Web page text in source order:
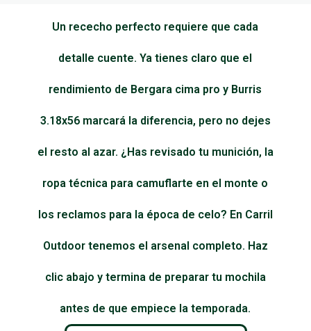
Un rececho perfecto requiere que cada
detalle cuente. Ya tienes claro que el
rendimiento de Bergara cima pro y Burris
3.18x56 marcará la diferencia, pero no dejes
el resto al azar. ¿Has revisado tu munición, la
ropa técnica para camuflarte en el monte o
los reclamos para la época de celo? En Carril
Outdoor tenemos el arsenal completo. Haz
clic abajo y termina de preparar tu mochila
antes de que empiece la temporada.